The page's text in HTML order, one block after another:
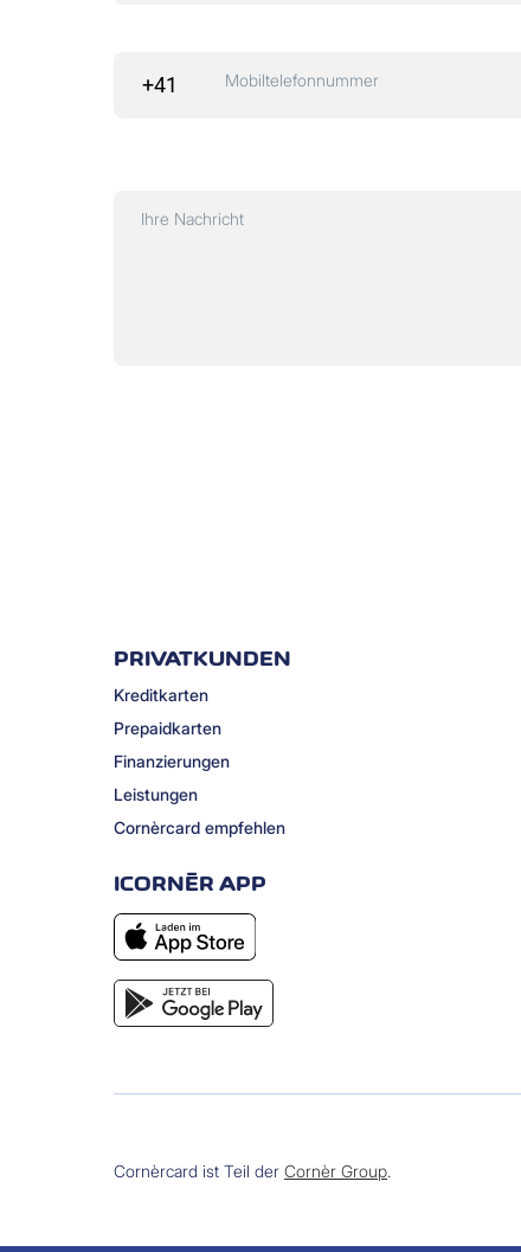
Mobiltelefonnummer
Ihre Nachricht
PRIVATKUNDEN
Kreditkarten
Prepaidkarten
Finanzierungen
Leistungen
Cornèrcard empfehlen
ICORNÈR APP
Cornèrcard ist Teil der Cornèr Group.